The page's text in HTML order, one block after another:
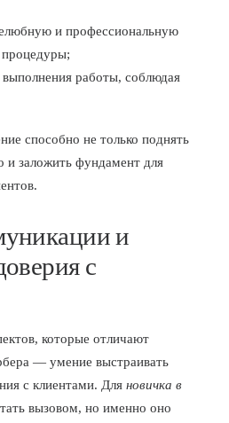
и профессиональную
выполнения работы, соблюдая
способно не только поднять
и заложить фундамент для
и
с
которые отличают
— умение выстраивать
с клиентами. Для новичка в
вызовом, но именно оно